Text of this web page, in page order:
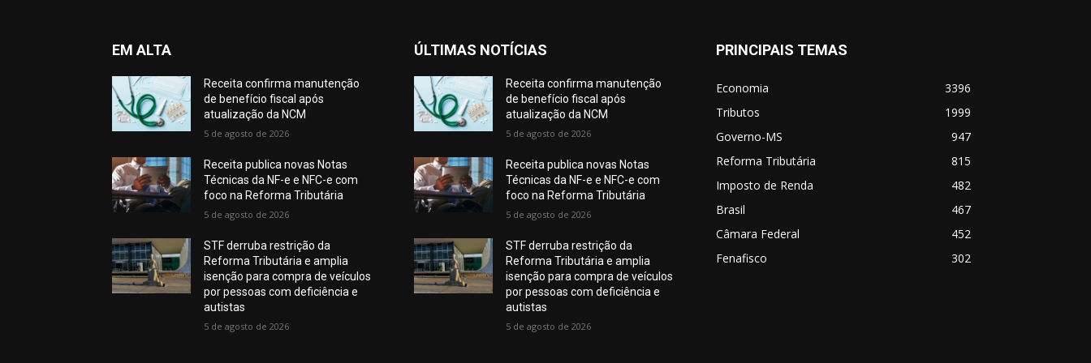
EM ALTA
Receita confirma manutenção
de benefício fiscal após
atualização da NCM
5 de agosto de 2026
Receita publica novas Notas
Técnicas da NF-e e NFC-e com
foco na Reforma Tributária
5 de agosto de 2026
STF derruba restrição da
Reforma Tributária e amplia
isenção para compra de veículos
por pessoas com deficiência e
autistas
5 de agosto de 2026
ÚLTIMAS NOTÍCIAS
Receita confirma manutenção
de benefício fiscal após
atualização da NCM
5 de agosto de 2026
Receita publica novas Notas
Técnicas da NF-e e NFC-e com
foco na Reforma Tributária
5 de agosto de 2026
STF derruba restrição da
Reforma Tributária e amplia
isenção para compra de veículos
por pessoas com deficiência e
autistas
5 de agosto de 2026
PRINCIPAIS TEMAS
Economia
3396
Tributos
1999
Governo-MS
947
Reforma Tributária
815
Imposto de Renda
482
Brasil
467
Câmara Federal
452
Fenafisco
302